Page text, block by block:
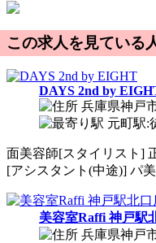
この求人を見ている
DAYS 2nd by
兵庫県神戸
元町駅:
面美容師[スタイリスト]
[アシスタント(中途)] パ
美容室Raffi 神戸駅
兵庫県神戸